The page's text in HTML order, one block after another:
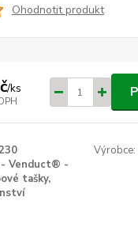
Ohodnotit produkt
/ks
Výrobce:
Venduct® -
tašky,